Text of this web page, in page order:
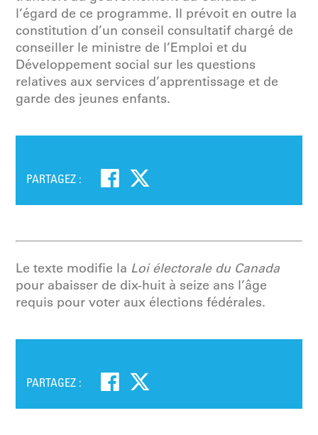
l’égard de ce programme. Il prévoit en outre la
constitution d’un conseil consultatif chargé de
conseiller le ministre de l’Emploi et du
Développement social sur les questions
relatives aux services d’apprentissage et de
garde des jeunes enfants.
PARTAGEZ :
Le texte modifie la Loi électorale du Canada
pour abaisser de dix-huit à seize ans l’âge
requis pour voter aux élections fédérales.
PARTAGEZ :